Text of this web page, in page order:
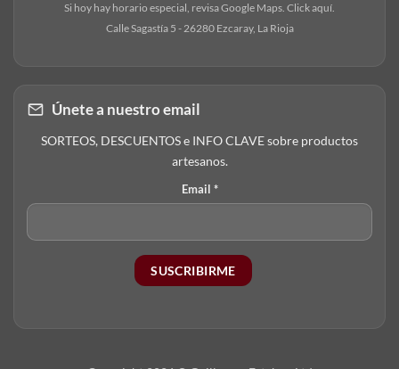
Si hoy hay horario especial, revisa Google Maps. Click aquí.
Calle Sagastía 5 - 26280 Ezcaray, La Rioja
Únete a nuestro email
SORTEOS, DESCUENTOS e INFO CLAVE sobre productos
artesanos.
Email *